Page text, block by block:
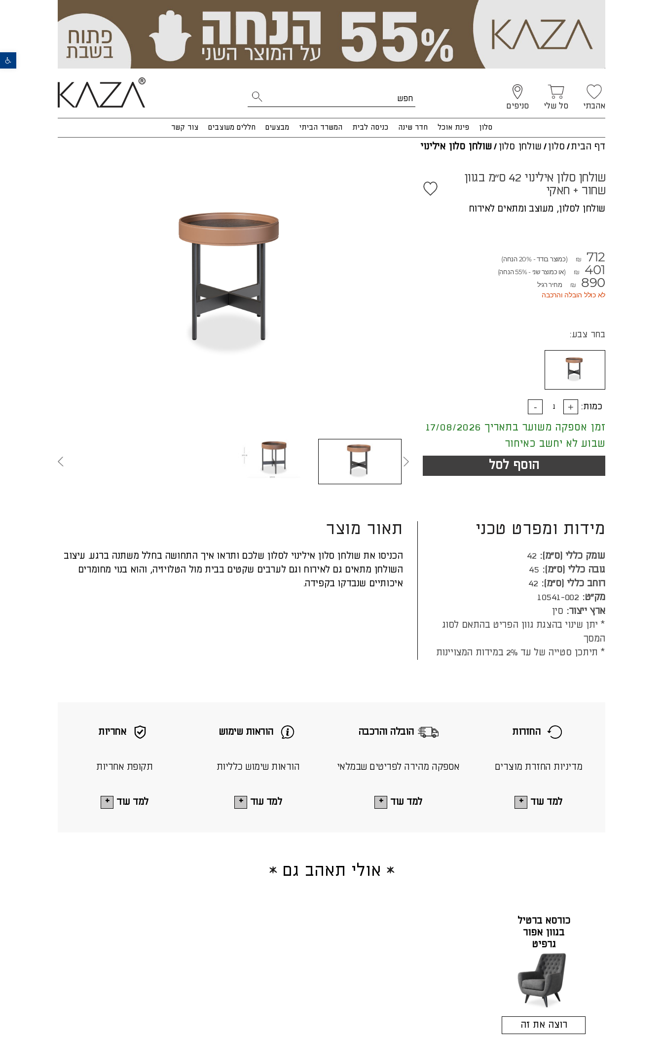
פתח סרגל נגישות
אהבתי סל שלי סניפים
סלון פינת אוכל חדר שינה כניסה לבית המשרד הביתי מבצעים חללים מעוצבים צור קשר
דף הבית/ סלון / שולחן סלון / שולחן סלון אילינוי
שולחן סלון אילינוי 42 ס"מ בגוון
שחור + חאקי
שולחן לסלון, מעוצב ומתאים לאירוח
₪ 712 (כמוצר בודד - 20% הנחה)
₪ 401 (או כמוצר שני - 55% הנחה)
₪ 890 מחיר רגיל
לא כולל הובלה והרכבה
בחר צבע:
כמות:
זמן אספקה משוער בתאריך 17/08/2026
שבוע לא יחשב כאיחור
הוסף לסל
תאור מוצר
הכניסו את שולחן סלון אילינוי לסלון שלכם ותראו איך התחושה בחלל משתנה ברגע. עיצוב
השולחן מתאים גם לאירוח וגם לערבים שקטים בבית מול הטלויזיה, והוא בנוי מחומרים
איכותיים שנבדקו בקפידה.
מידות ומפרט טכני
עומק כללי (ס”מ): 42
גובה כללי (ס”מ): 45
רוחב כללי (ס”מ): 42
מק"ט: 10541-002
ארץ ייצור: סין
* יתן שינוי בהצגת גוון הפריט בהתאם לסוג
המסך
* תיתכן סטייה של עד 2% במידות המצויינות
אחריות
תקופת אחריות
למד עוד
הוראות שימוש
הוראות שימוש כלליות
למד עוד
הובלה והרכבה
אספקה מהירה לפריטים שבמלאי
למד עוד
החזרות
מדיניות החזרת מוצרים
למד עוד
אולי תאהב גם
כורסא ברטיל
בגוון אפור
גרפיט
רוצה את זה